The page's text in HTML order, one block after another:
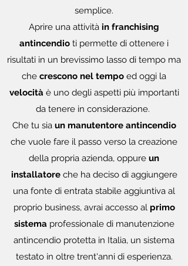
semplice.
Aprire una attività in franchising
antincendio ti permette di ottenere i
risultati in un brevissimo lasso di tempo ma
che crescono nel tempo ed oggi la
velocità è uno degli aspetti più importanti
da tenere in considerazione.
Che tu sia un manutentore antincendio
che vuole fare il passo verso la creazione
della propria azienda, oppure un
installatoreche ha deciso di aggiungere
una fonte di entrata stabile aggiuntiva al
proprio business, avrai accesso al primo
sistemaprofessionale di manutenzione
antincendio protetta in Italia, un sistema
testato in oltre trent'anni di esperienza.